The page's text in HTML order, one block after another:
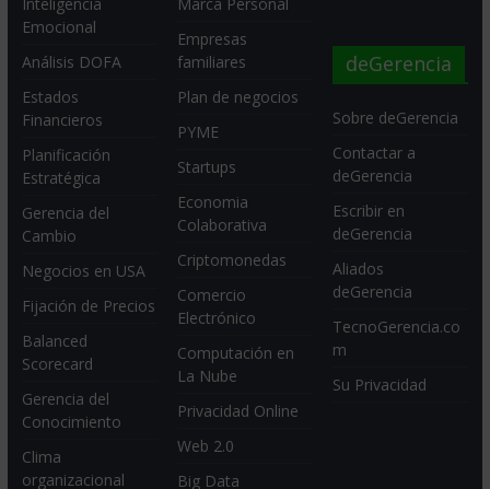
Emocional
Análisis DOFA
Estados
Financieros
Planificación
Estratégica
Gerencia del
Cambio
Negocios en USA
Fijación de Precios
Balanced
Scorecard
Gerencia del
Conocimiento
Clima
organizacional
Empresas
familiares
Plan de negocios
PYME
Startups
Economia
Colaborativa
Criptomonedas
Comercio
Electrónico
Computación en
La Nube
Privacidad Online
Web 2.0
Big Data
deGerencia
Sobre deGerencia
Contactar a
deGerencia
Escribir en
deGerencia
Aliados
deGerencia
TecnoGerencia.co
m
Su Privacidad